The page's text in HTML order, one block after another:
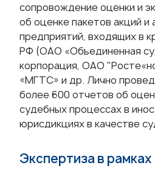
сопровождение оценки и
об оценке пакетов акций и
предприятий, входящих в
РФ (ОАО «Объединенная
корпорация, ОАО
«МГТС» и др. Лично
более 600 отчетов об
судебных процессах в
юрисдикциях в качестве
Экспертиза в